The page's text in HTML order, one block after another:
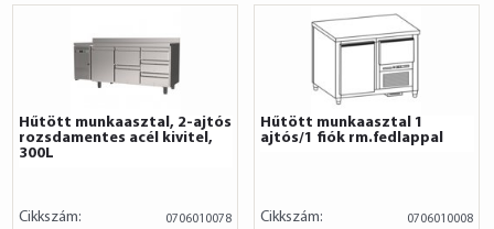
Hűtött munkaasztal, 2-ajtós
rozsdamentes acél kivitel,
300L
Cikkszám: 0706010078
Hűtött munkaasztal 1
ajtós/1 fiók rm.fedlappal
Cikkszám: 0706010008